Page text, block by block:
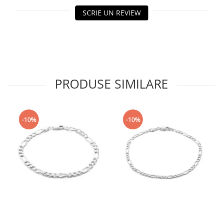
SCRIE UN REVIEW
PRODUSE SIMILARE
-10% -10%